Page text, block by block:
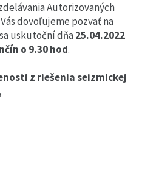
Autorizovaných
dovoľujeme pozvať na
uskutoční dňa25.04.2022
o 9.30 hod.
z riešenia seizmickej